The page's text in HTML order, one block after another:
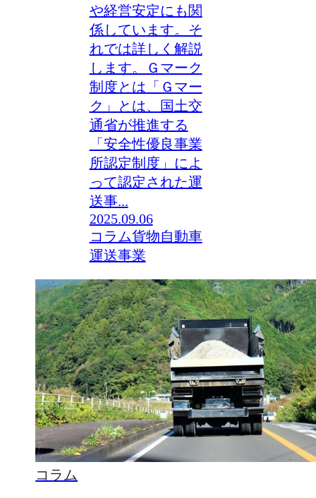
や経営安定にも関
係しています。そ
れでは詳しく解説
します。Ｇマーク
制度とは「Ｇマー
ク」とは、国土交
通省が推進する
「安全性優良事業
所認定制度」によ
って認定された運
送事...
2025.09.06
コラム貨物自動車
運送事業
コラム